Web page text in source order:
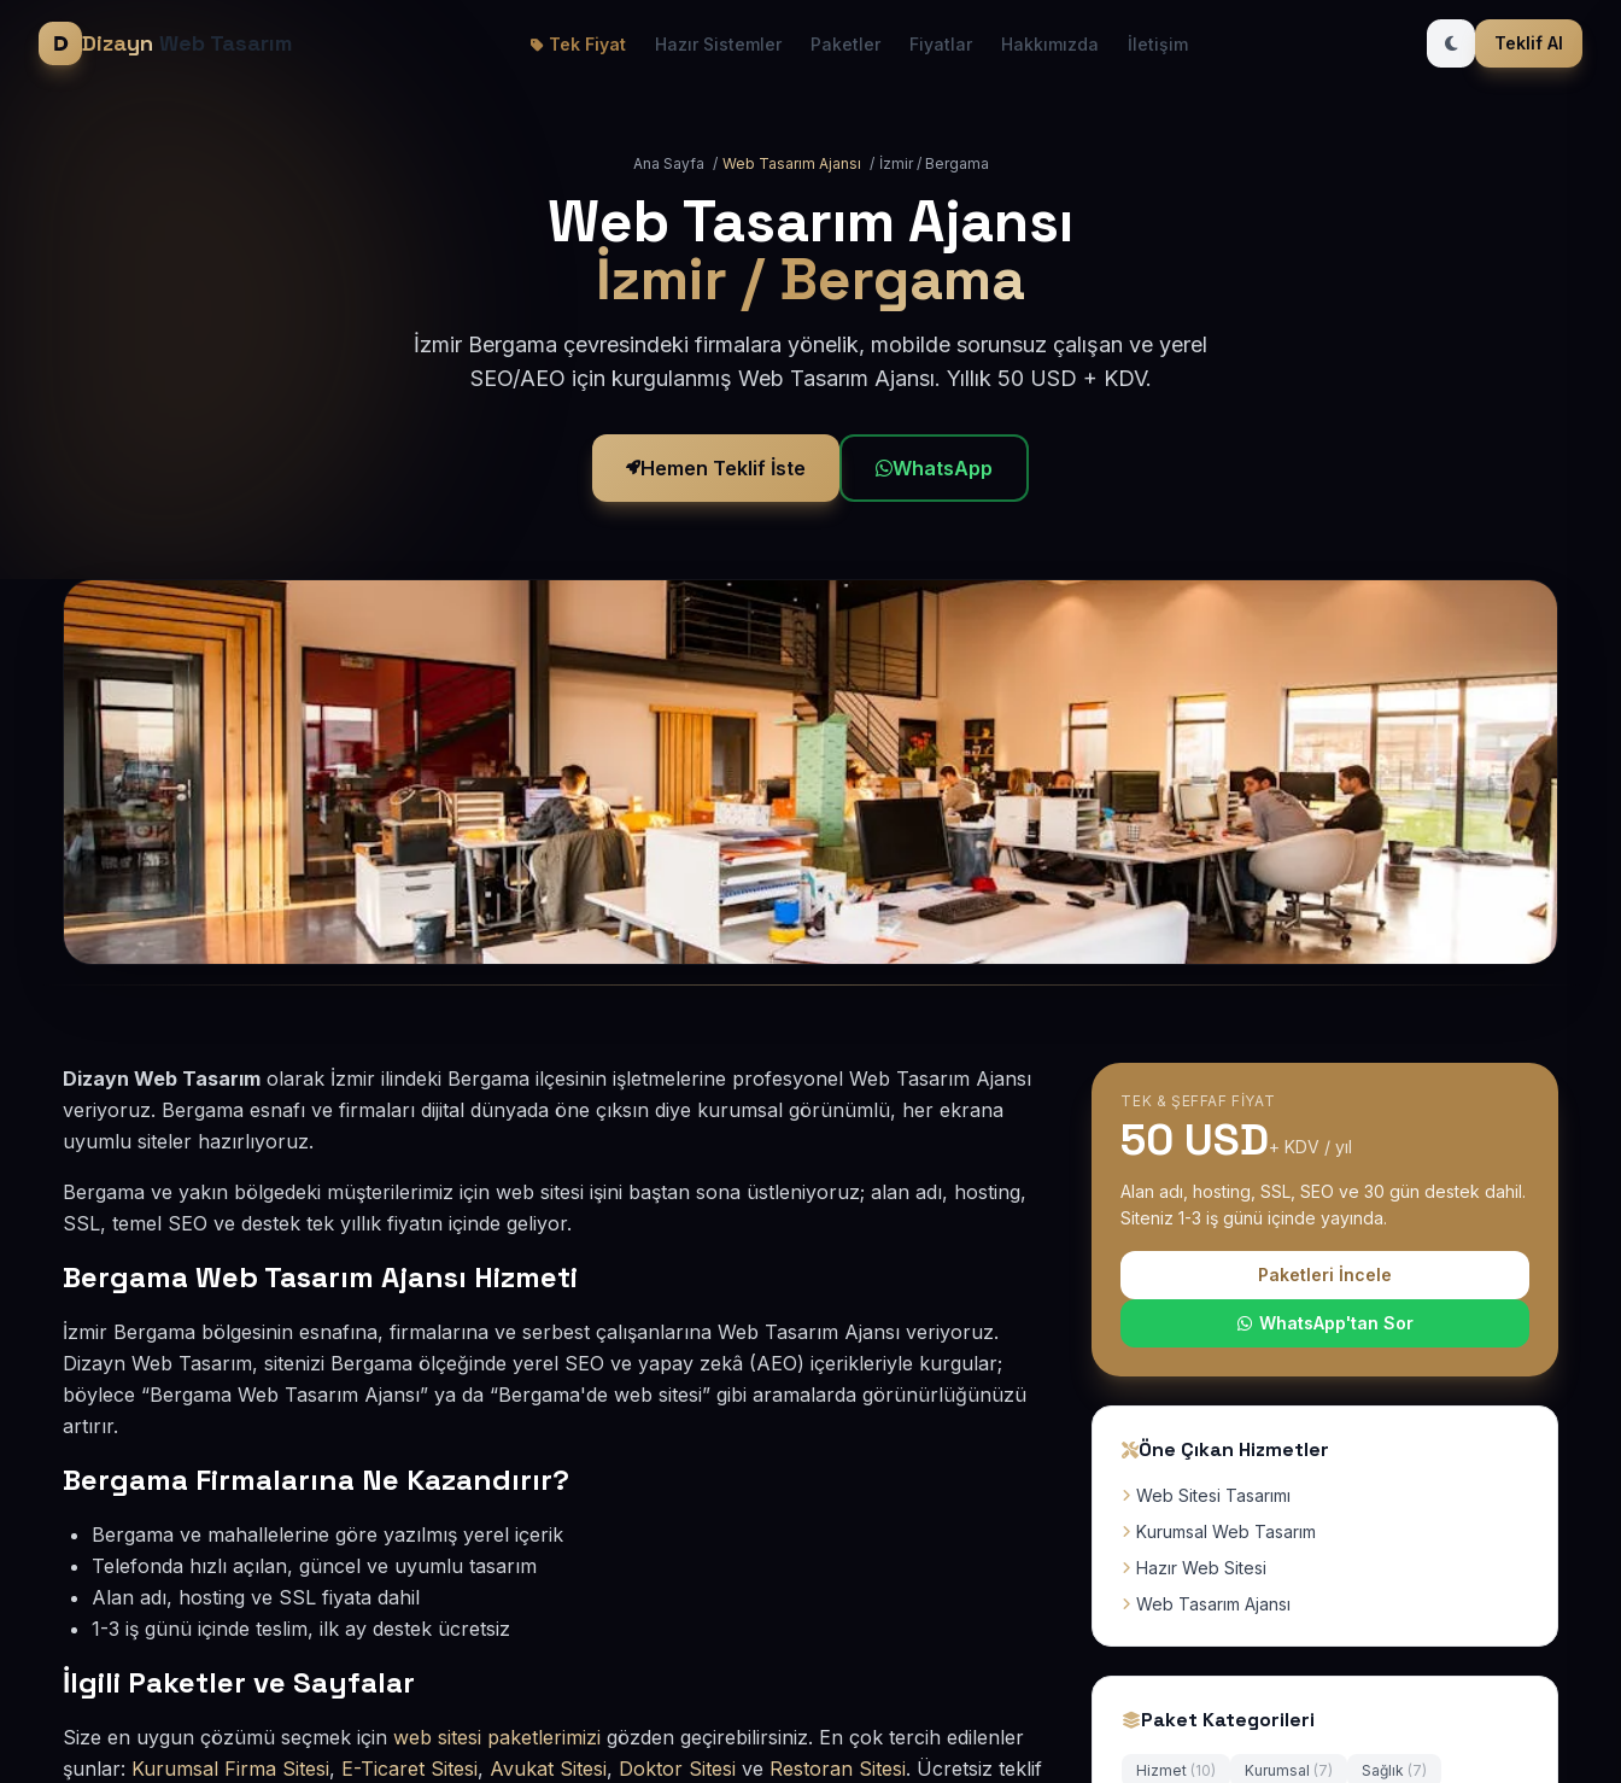
Dizayn Web Tasarım Tek Fiyat Hazır Sistemler Paketler Fiyatlar Hakkımızda İletişim Teklif Al
Ana Sayfa / Web Tasarım Ajansı / İzmir / Bergama
Web Tasarım Ajansı
İzmir / Bergama
İzmir Bergama çevresindeki firmalara yönelik, mobilde sorunsuz çalışan ve yerel
SEO/AEO için kurgulanmış Web Tasarım Ajansı. Yıllık 50 USD + KDV.
Hemen Teklif İste WhatsApp
Dizayn Web Tasarım olarak İzmir ilindeki Bergama ilçesinin işletmelerine profesyonel Web Tasarım Ajansı
veriyoruz. Bergama esnafı ve firmaları dijital dünyada öne çıksın diye kurumsal görünümlü, her ekrana
uyumlu siteler hazırlıyoruz.
Bergama ve yakın bölgedeki müşterilerimiz için web sitesi işini baştan sona üstleniyoruz; alan adı, hosting,
SSL, temel SEO ve destek tek yıllık fiyatın içinde geliyor.
Bergama Web Tasarım Ajansı Hizmeti
İzmir Bergama bölgesinin esnafına, firmalarına ve serbest çalışanlarına Web Tasarım Ajansı veriyoruz.
Dizayn Web Tasarım, sitenizi Bergama ölçeğinde yerel SEO ve yapay zekâ (AEO) içerikleriyle kurgular;
böylece “Bergama Web Tasarım Ajansı” ya da “Bergama'de web sitesi” gibi aramalarda görünürlüğünüzü
artırır.
Bergama Firmalarına Ne Kazandırır?
Bergama ve mahallelerine göre yazılmış yerel içerik
Telefonda hızlı açılan, güncel ve uyumlu tasarım
Alan adı, hosting ve SSL fiyata dahil
1-3 iş günü içinde teslim, ilk ay destek ücretsiz
İlgili Paketler ve Sayfalar
Size en uygun çözümü seçmek için web sitesi paketlerimizi gözden geçirebilirsiniz. En çok tercih edilenler
şunlar: Kurumsal Firma Sitesi, E-Ticaret Sitesi, Avukat Sitesi, Doktor Sitesi ve Restoran Sitesi. Ücretsiz teklif
TEK & ŞEFFAF FIYAT
50 USD+ KDV / yıl
Alan adı, hosting, SSL, SEO ve 30 gün destek dahil.
Siteniz 1-3 iş günü içinde yayında.
Paketleri İncele
WhatsApp'tan Sor
Öne Çıkan Hizmetler
Web Sitesi Tasarımı
Kurumsal Web Tasarım
Hazır Web Sitesi
Web Tasarım Ajansı
Paket Kategorileri
Hizmet (10) Kurumsal (7) Sağlık (7)